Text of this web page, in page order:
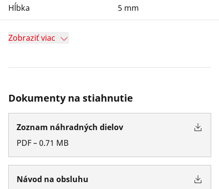
Hĺbka 5 mm
Zobraziť viac
Dokumenty na stiahnutie
Zoznam náhradných dielov
PDF–0.71 MB
Návod na obsluhu